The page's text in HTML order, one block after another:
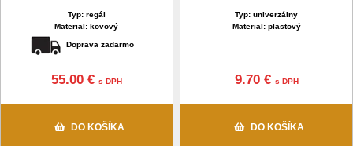
Typ: regál
Material: kovový
Doprava zadarmo
55.00 € s DPH
DO KOŠÍKA
Typ: univerzálny
Material: plastový
9.70 € s DPH
DO KOŠÍKA